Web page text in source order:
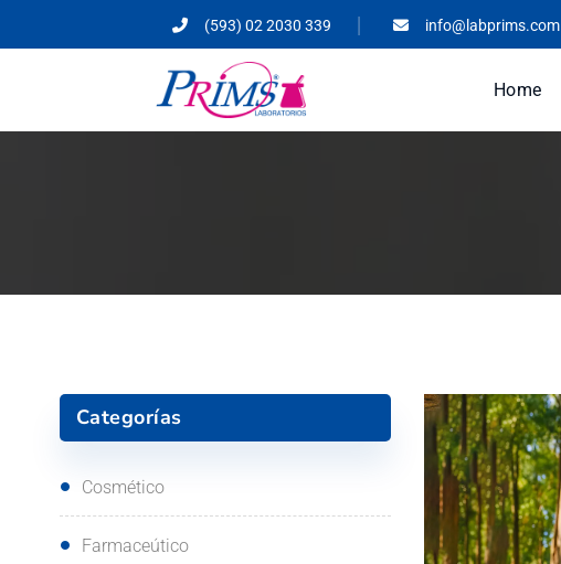
(593) 02 2030 339 info@labprims.com
Home
Categorías
Cosmético
Farmaceútico